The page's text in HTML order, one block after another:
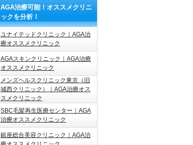
AGA治療可能！オススメクリニ
ックを分析！
ユナイテッドクリニック｜AGA治
療オススメクリニック
AGAスキンクリニック｜AGA治療
オススメクリニック
メンズヘルスクリニック東京（旧
城西クリニック）｜AGA治療オス
スメクリニック
SBC毛髪再生医療センター｜AGA
治療オススメクリニック
銀座総合美容クリニック｜AGA治